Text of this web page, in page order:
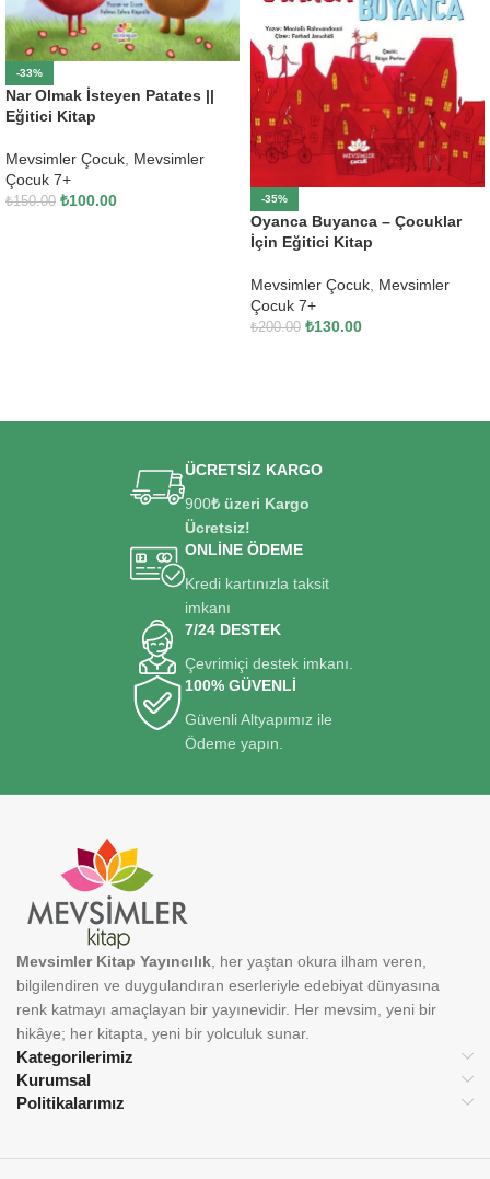
-33%
Nar Olmak İsteyen Patates ||
Eğitici Kitap
Mevsimler Çocuk, Mevsimler
Çocuk 7+
₺150.00 ₺100.00 -35%
Oyanca Buyanca – Çocuklar
İçin Eğitici Kitap
Mevsimler Çocuk Mevsimler
Çocuk 7+
₺200.00 ₺130.00
ÜCRETSİZ KARGO
900₺ üzeri Kargo
Ücretsiz!
ONLİNE ÖDEME
Kredi kartınızla taksit
imkanı
7/24 DESTEK
Çevrimiçi destek imkanı.
100% GÜVENLİ
Güvenli Altyapımız ile
Ödeme yapın.
Kategorilerimiz
Kurumsal
Politikalarımız
Mevsimler Kitap Yayıncılık, her yaştan okura ilham veren,
bilgilendiren ve duygulandıran eserleriyle edebiyat dünyasına
renk katmayı amaçlayan bir yayınevidir. Her mevsim, yeni bir
hikâye; her kitapta, yeni bir yolculuk sunar.